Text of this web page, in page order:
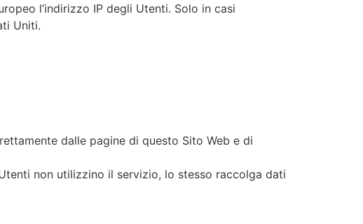
l’indirizzo IP degli Utenti. Solo in casi
Uniti.
dalle pagine di questo Sito Web e di
non utilizzino il servizio, lo stesso raccolga dati